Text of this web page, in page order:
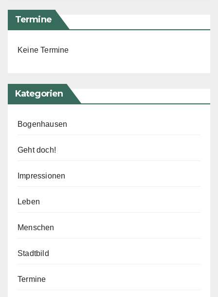
Termine
Keine Termine
Kategorien
Bogenhausen
Geht doch!
Impressionen
Leben
Menschen
Stadtbild
Termine